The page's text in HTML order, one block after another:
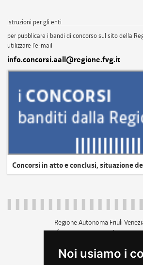
Noi usiamo i
istruzioni per gli enti
per pubblicare i bandi di concorso sul sito della
utilizzare l'e-mail
info.concorsi.aall@regione.fvg.it
Concorsi in atto e conclusi, situazione
Regione Autonoma Friuli
c.f. 80014930327; p.iva
+39 040 3771111